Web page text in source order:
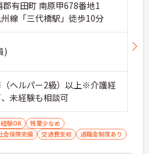
郡有田町 南原甲678番地1
線「三代橋駅」徒歩10分
)
ヘルパー2級）以上※介護経
未経験も相談可
験OK
残業少なめ
会保険完備 交通費支給 退職金制度あり